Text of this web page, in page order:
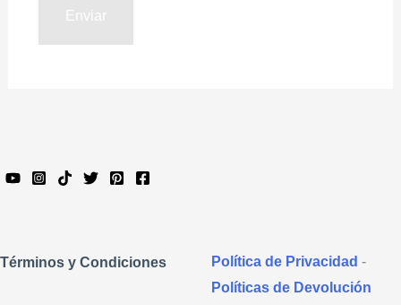
Términos y Condiciones Política de Privacidad -
Políticas de Devolución